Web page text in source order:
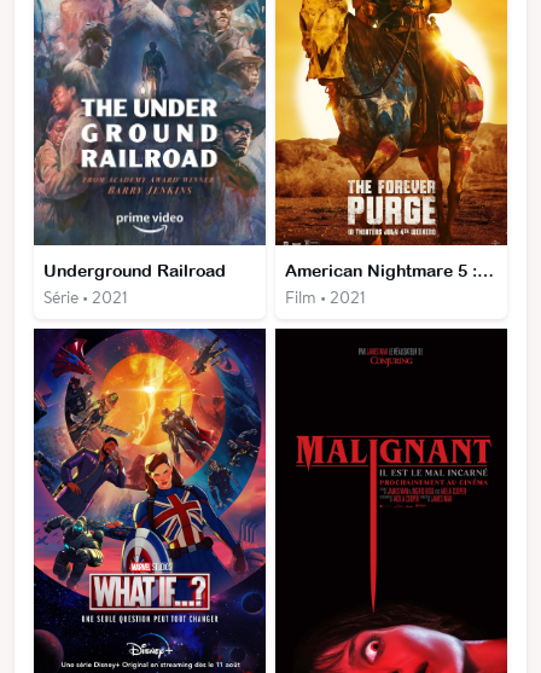
Underground Railroad
Série • 2021
American Nightmare 5 : Sans Limites
Film • 2021